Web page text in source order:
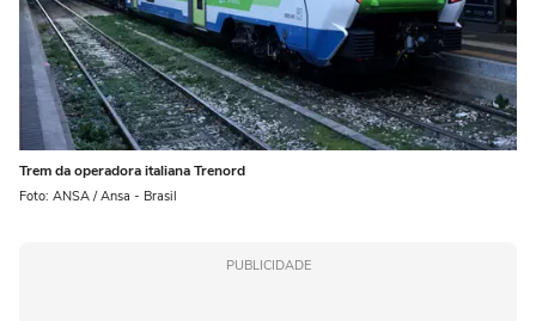
Trem da operadora italiana Trenord
Foto: ANSA / Ansa - Brasil
PUBLICIDADE